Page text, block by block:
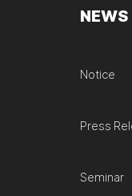
NEWS
Notice
Press
Seminar